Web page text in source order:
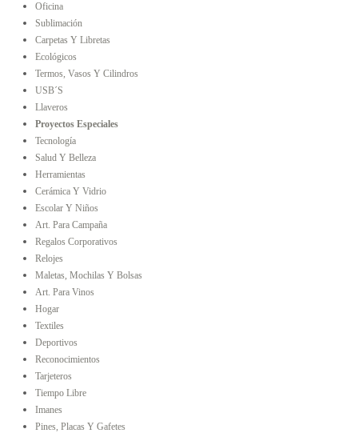
Oficina
Sublimación
Carpetas Y Libretas
Ecológicos
Termos, Vasos Y Cilindros
USB´s
Llaveros
Proyectos Especiales
Tecnología
Salud Y Belleza
Herramientas
Cerámica Y Vidrio
Escolar Y Niños
Art. Para Campaña
Regalos Corporativos
Relojes
Maletas, Mochilas Y Bolsas
Art. Para Vinos
Hogar
Textiles
Deportivos
Reconocimientos
Tarjeteros
Tiempo Libre
Imanes
Pines, Placas Y Gafetes